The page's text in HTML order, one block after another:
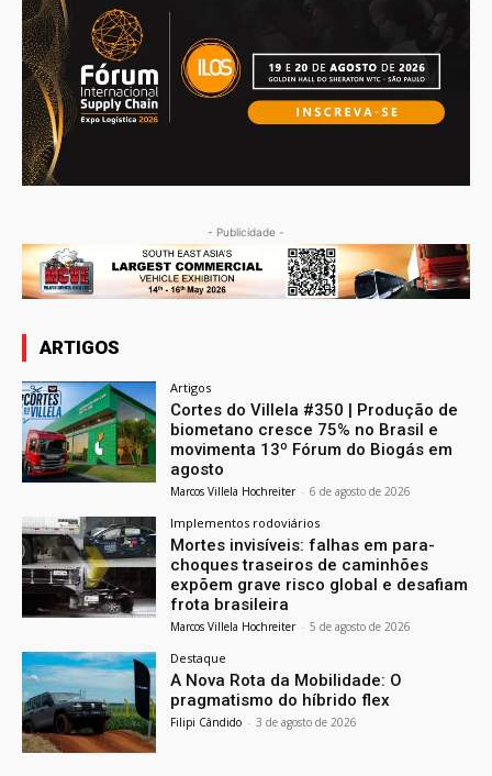
- Publicidade -
ARTIGOS
Artigos
Cortes do Villela #350 | Produção de
biometano cresce 75% no Brasil e
movimenta 13º Fórum do Biogás em
agosto
Marcos Villela Hochreiter - 6 de agosto de 2026
Implementos rodoviários
Mortes invisíveis: falhas em para-
choques traseiros de caminhões
expõem grave risco global e desafiam
frota brasileira
Marcos Villela Hochreiter - 5 de agosto de 2026
Destaque
A Nova Rota da Mobilidade: O
pragmatismo do híbrido flex
Filipi Cândido - 3 de agosto de 2026